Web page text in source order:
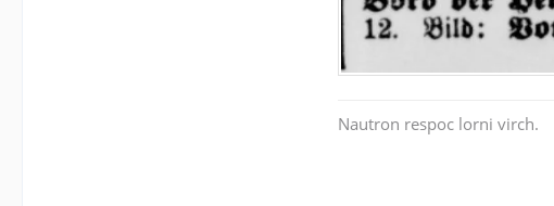
Nautron respoc lorni virch.